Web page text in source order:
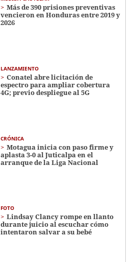
Más de 390 prisiones preventivas
vencieron en Honduras entre 2019 y
2026
LANZAMIENTO
Conatel abre licitación de
espectro para ampliar cobertura
4G; previo despliegue al 5G
CRÓNICA
Motagua inicia con paso firme y
aplasta 3-0 al Juticalpa en el
arranque de la Liga Nacional
FOTO
Lindsay Clancy rompe en llanto
durante juicio al escuchar cómo
intentaron salvar a su bebé